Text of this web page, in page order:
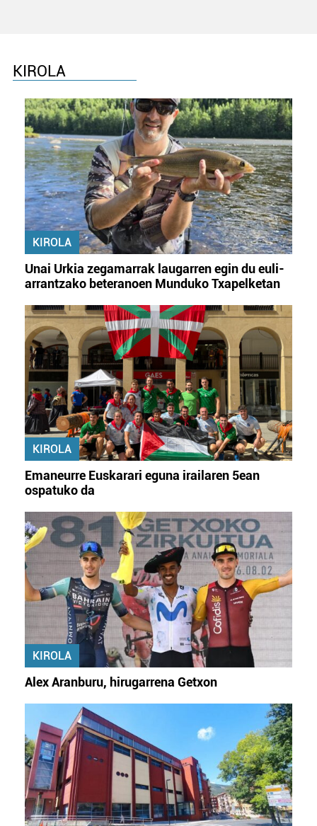
KIROLA
KIROLA
Unai Urkia zegamarrak laugarren egin du euli-
arrantzako beteranoen Munduko Txapelketan
KIROLA
Emaneurre Euskarari eguna irailaren 5ean
ospatuko da
KIROLA
Alex Aranburu, hirugarrena Getxon